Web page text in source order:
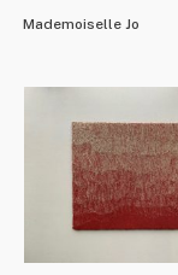
Mademoiselle Jo